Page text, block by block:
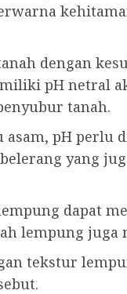
dengan
pH netral
tanah.
pH perlu
yang
dapat
lempung juga
tekstur